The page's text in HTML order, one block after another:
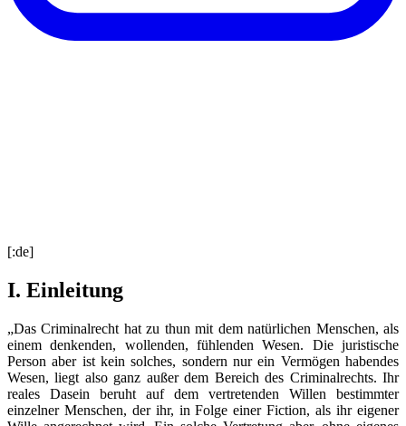
[:de]
I. Einleitung
„Das Criminalrecht hat zu thun mit dem natürlichen Menschen, als
einem denkenden, wollenden, fühlenden Wesen. Die juristische
Person aber ist kein solches, sondern nur ein Vermögen habendes
Wesen, liegt also ganz außer dem Bereich des Criminalrechts. Ihr
reales Dasein beruht auf dem vertretenden Willen bestimmter
einzelner Menschen, der ihr, in Folge einer Fiction, als ihr eigener